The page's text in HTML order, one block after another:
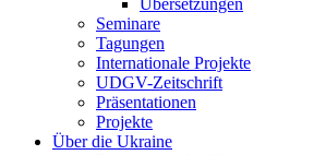
Übersetzungen
Seminare
Tagungen
Internationale Projekte
UDGV-Zeitschrift
Präsentationen
Projekte
Über die Ukraine